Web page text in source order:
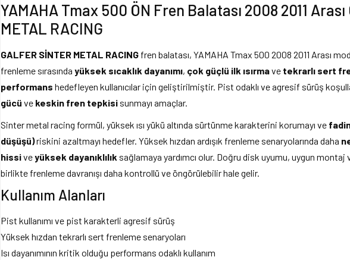
YAMAHA Tmax 500 ÖN Fren Balatası 2008 2011
METAL RACING
GALFER SİNTER METAL RACING fren balatası, YAMAHA Tmax 500 2008 2011 Arası
frenleme sırasında yüksek sıcaklık dayanımı, çok güçlü ilk ısırmave tekrarlı sert
performans hedefleyen kullanıcılar için geliştirilmiştir. Pist odaklı ve agresif sürüş
gücü ve keskin fren tepkisi sunmayı amaçlar.
Sinter metal racing formül, yüksek ısı yükü altında sürtünme karakterini korumayı ve
düşüşü)riskini azaltmayı hedefler. Yüksek hızdan ardışık frenleme senaryolarında daha
hissiveyüksek dayanıklılık sağlamaya yardımcı olur. Doğru disk uyumu, uygun
birlikte frenleme davranışı daha kontrollü ve öngörülebilir hale gelir.
Kullanım Alanları
Pist kullanımı ve pist karakterli agresif sürüş
Yüksek hızdan tekrarlı sert frenleme senaryoları
Isı dayanımının kritik olduğu performans odaklı kullanım